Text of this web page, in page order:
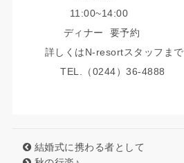
11:00~14:00
ディナー 要予約
詳しくはN-resortスタッフまで
TEL.（0244）36-4888
結婚式に携わる者として